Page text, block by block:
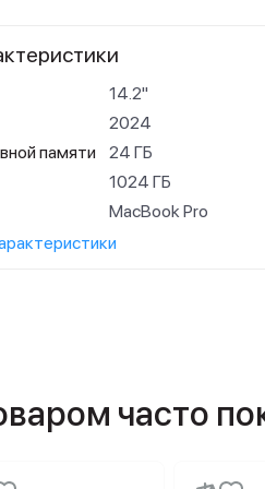
14.2"
2024
памяти
24 ГБ
1024 ГБ
MacBook Pro
часто